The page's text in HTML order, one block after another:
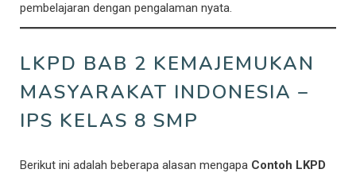
pembelajaran dengan pengalaman nyata.
LKPD BAB 2 KEMAJEMUKAN
MASYARAKAT INDONESIA –
IPS KELAS 8 SMP
Berikut ini adalah beberapa alasan mengapa Contoh LKPD